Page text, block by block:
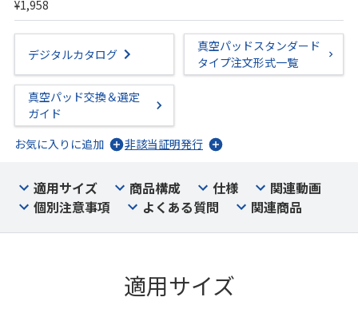
¥1,958
デジタルカタログ
真空パッドスタンダード
タイプ注文形式一覧
真空パッド交換＆選定
ガイド
お気に入りに追加
非該当証明発行
適用サイズ 商品構成 仕様
関連動画
個別注意事項
よくある質問 関連商品
適用サイズ